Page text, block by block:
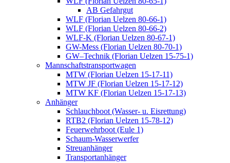
AB Gefahrgut
WLF (Florian Uelzen 80-66-1)
WLF (Florian Uelzen 80-66-2)
WLF-K (Florian Uelzen 80-67-1)
GW-Mess (Florian Uelzen 80-70-1)
GW–Technik (Florian Uelzen 15-75-1)
Mannschaftstransportwagen
MTW (Florian Uelzen 15-17-11)
MTW JF (Florian Uelzen 15-17-12)
MTW KF (Florian Uelzen 15-17-13)
Anhänger
Schlauchboot (Wasser- u. Eisrettung)
RTB2 (Florian Uelzen 15-78-12)
Feuerwehrboot (Eule 1)
Schaum-Wasserwerfer
Streuanhänger
Transportanhänger